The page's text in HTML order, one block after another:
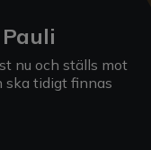
nu och ställs mot
ska tidigt finnas